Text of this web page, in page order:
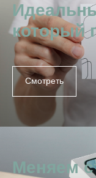
который
Смотреть
Меняем